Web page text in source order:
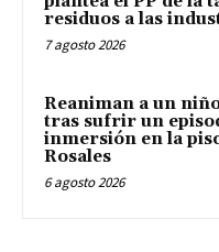
residuos a las
7 agosto 2026
Reaniman a un
tras sufrir un
inmersión en la
Rosales
6 agosto 2026